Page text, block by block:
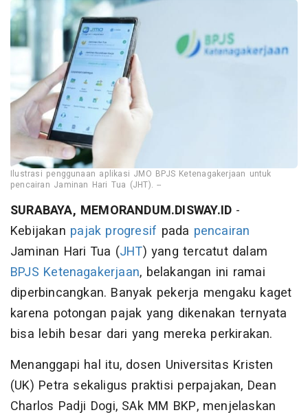
Ilustrasi penggunaan aplikasi JMO BPJS Ketenagakerjaan untuk
pencairan Jaminan Hari Tua (JHT). --
SURABAYA, MEMORANDUM.DISWAY.ID -
Kebijakan pajak progresif pada pencairan
Jaminan Hari Tua (JHT) yang tercatut dalam
BPJS Ketenagakerjaan, belakangan ini ramai
diperbincangkan. Banyak pekerja mengaku kaget
karena potongan pajak yang dikenakan ternyata
bisa lebih besar dari yang mereka perkirakan.
Menanggapi hal itu, dosen Universitas Kristen
(UK) Petra sekaligus praktisi perpajakan, Dean
Charlos Padji Dogi, SAk MM BKP, menjelaskan